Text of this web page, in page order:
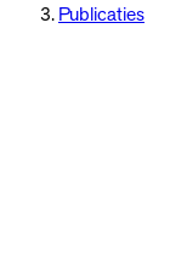
Publicaties